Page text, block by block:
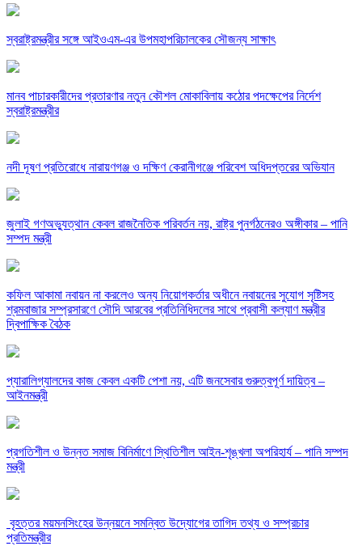
স্বরাষ্ট্রমন্ত্রীর সঙ্গে আইওএম-এর উপমহাপরিচালকের সৌজন্য সাক্ষাৎ
মানব পাচারকারীদের প্রতারণার নতুন কৌশল মোকাবিলায় কঠোর পদক্ষেপের নির্দেশ
স্বরাষ্ট্রমন্ত্রীর
নদী দূষণ প্রতিরোধে নারায়ণগঞ্জ ও দক্ষিণ কেরানীগঞ্জে পরিবেশ অধিদপ্তরের অভিযান
জুলাই গণঅভ্যুত্থান কেবল রাজনৈতিক পরিবর্তন নয়, রাষ্ট্র পুনর্গঠনেরও অঙ্গীকার – পানি
সম্পদ মন্ত্রী
কফিল আকামা নবায়ন না করলেও অন্য নিয়োগকর্তার অধীনে নবায়নের সুযোগ সৃষ্টিসহ
শ্রমবাজার সম্প্রসারণে সৌদি আরবের প্রতিনিধিদলের সাথে প্রবাসী কল্যাণ মন্ত্রীর
দ্বিপাক্ষিক বৈঠক
প্যারালিগ্যালদের কাজ কেবল একটি পেশা নয়, এটি জনসেবার গুরুত্বপূর্ণ দায়িত্ব –
আইনমন্ত্রী
‎প্রগতিশীল ও উন্নত সমাজ বিনির্মাণে স্থিতিশীল আইন-শৃঙ্খলা অপরিহার্য – পানি সম্পদ
মন্ত্রী
‎ বৃহত্তর ময়মনসিংহের উন্নয়নে সমন্বিত উদ্যোগের তাগিদ তথ্য ও সম্প্রচার
প্রতিমন্ত্রীর